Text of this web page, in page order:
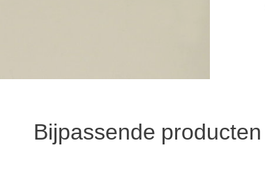
Bijpassende producten